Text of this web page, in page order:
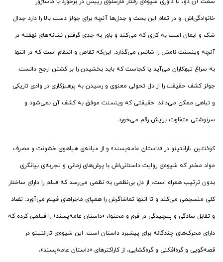
خانوادگی‌اش. و در تمام این بحث و جدل‌ها آنچه برای جولز دست بالا را دارد جدال
شک و ایمان است به کاری که می‌کند و باور به جدی گرفتن نشانه‌های نهفته در
آنچه وینسنت نامش را شانس می‌گذارد. این‌که تقاص و انتقام است که در انتها
به سراغ تبهکاران می‌آید یا کجاست که باید بخشیدن را بر کشتن ارجح دانست.
جولز کشف حقیقت را از دل تحولی معنوی و رسیدن به پرهیزکاری در وادی تاریکی
و تباهی ممکن می‌داند. حقیقتی که وینسنت موفق به کشف آن نمی‌شود و
سرنوشتی متفاوت برایش رقم می‌خورد.
کوئنتین تارانتینو در «داستان عامه‌پسند» و از میانه‌ی هیاهوی خشونت و مصرف
مواد مخدر که شیوه‌ی روایت داستانی‌اش با پرش‌های زمانی و تجربه‌ی بیانگری
بدون ترتیب همراه است، از دل بی‌نظمی به نظمی می‌رسد که فیلم را دارای ساختار
کلی منسجمی می‌کند و تا انتها تماشاگرش را همپای ماجراهای فیلم می‌آورد. تضاد
و تقابل سادگی و پیچیدگی در فرم و محتوا، «داستان عامه‌پسند» را فیلمی کرده که
دارای محرک‌های چندگانه برای پیشبرد داستان است. این شیوه‌ی تارانتینو در
قصه‌گویی و گره‌افکنی و گره‌گشایی، از کاراکترهای «داستان عامه‌پسند»،